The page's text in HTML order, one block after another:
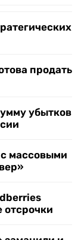
продать
убытков
массовыми
отсрочки